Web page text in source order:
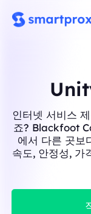
인터넷 서비스
죠? Blackfoot
에서 다른 곳보
속도, 안정성, 가